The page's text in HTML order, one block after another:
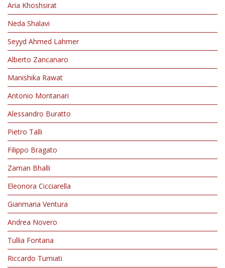
Aria Khoshsirat
Neda Shalavi
Seyyd Ahmed Lahmer
Alberto Zancanaro
Manishika Rawat
Antonio Montanari
Alessandro Buratto
Pietro Talli
Filippo Bragato
Zaman Bhalli
Eleonora Cicciarella
Gianmaria Ventura
Andrea Novero
Tullia Fontana
Riccardo Tumiati